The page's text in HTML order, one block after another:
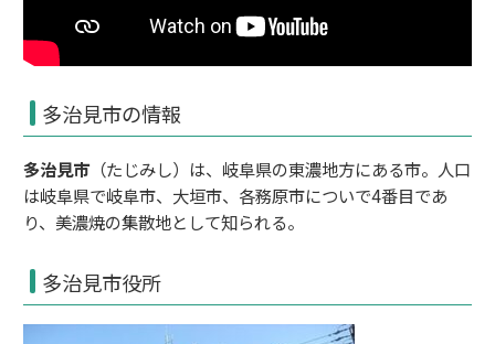
多治見市の情報
多治見市（たじみし）は、 岐阜県の東濃地方にある市。人口
は岐阜県で岐阜市、 大垣市、 各務原市についで4番目であ
り、 美濃焼の集散地として知られる。
多治見市役所